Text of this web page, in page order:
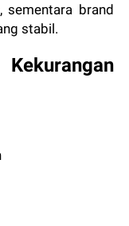
sementara brand
stabil.